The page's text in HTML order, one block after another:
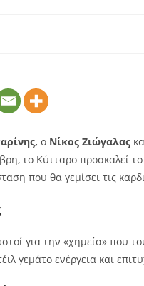
ο Νίκος Ζιώγαλας
το Κύτταρο προσκαλεί
που θα γεμίσει τις
για την «χημεία» που
γεμάτο ενέργεια και